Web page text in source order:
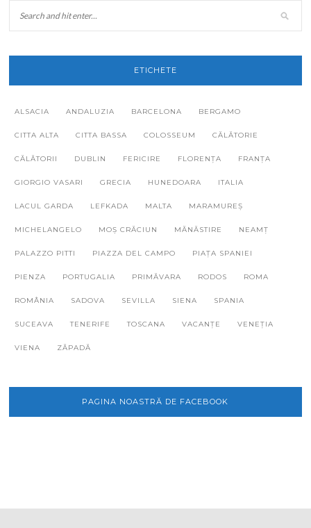
ETICHETE
ALSACIA ANDALUZIA BARCELONA BERGAMO
CITTA ALTA CITTA BASSA COLOSSEUM CĂLĂTORIE
CĂLĂTORII DUBLIN FERICIRE FLORENȚA FRANȚA
GIORGIO VASARI GRECIA HUNEDOARA ITALIA
LACUL GARDA LEFKADA MALTA MARAMUREȘ
MICHELANGELO MOȘ CRĂCIUN MĂNĂSTIRE NEAMȚ
PALAZZO PITTI PIAZZA DEL CAMPO PIAȚA SPANIEI
PIENZA PORTUGALIA PRIMĂVARA RODOS ROMA
ROMÂNIA SADOVA SEVILLA SIENA SPANIA
SUCEAVA TENERIFE TOSCANA VACANȚE VENEȚIA
VIENA ZĂPADĂ
PAGINA NOASTRĂ DE FACEBOOK